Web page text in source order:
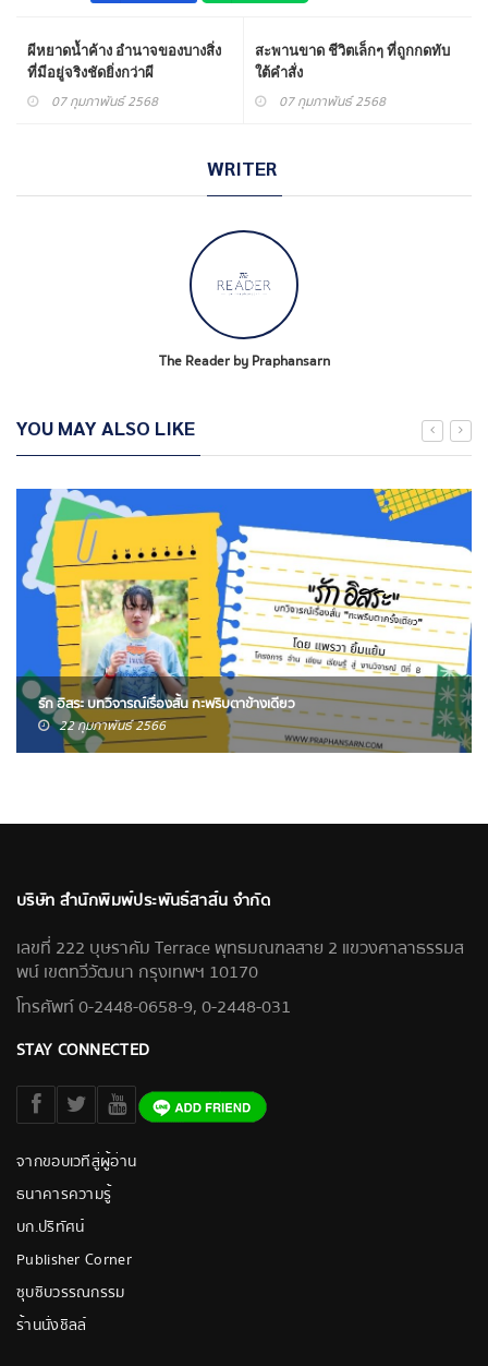
ผีหยาดน้ำค้าง อำนาจของบางสิ่ง
ที่มีอยู่จริงชัดยิ่งกว่าผี
07 กุมภาพันธ์ 2568
สะพานขาด ชีวิตเล็กๆ ที่ถูกกดทับ
ใต้คำสั่ง
07 กุมภาพันธ์ 2568
WRITER
The Reader by Praphansarn
YOU MAY ALSO LIKE
รัก อิสระ บทวิจารณ์เรื่องสั้น กะพริบตาข้างเดียว
22 กุมภาพันธ์ 2566
บริษัท สำนักพิมพ์ประพันธ์สาส์น จำกัด
เลขที่ 222 บุษราคัม Terrace พุทธมณฑลสาย 2 แขวงศาลาธรรมส
พน์ เขตทวีวัฒนา กรุงเทพฯ 10170
โทรศัพท์ 0-2448-0658-9, 0-2448-031
STAY CONNECTED
จากขอบเวทีสู่ผู้อ่าน
ธนาคารความรู้
บก.ปริทัศน์
Publisher Corner
ซุบซิบวรรณกรรม
ร้านนั่งชิลล์